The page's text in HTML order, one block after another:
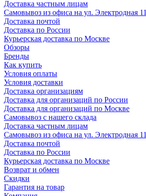
Доставка частным лицам
Самовывоз из офиса на ул. Электродная 11
Доставка почтой
Доставка по России
Курьерская доставка по Москве
Обзоры
Бренды
Как купить
Условия оплаты
Условия доставки
Доставка организациям
Доставка для организаций по России
Доставка для организаций по Москве
Самовывоз с нашего склада
Доставка частным лицам
Самовывоз из офиса на ул. Электродная 11
Доставка почтой
Доставка по России
Курьерская доставка по Москве
Возврат и обмен
Скидки
Гарантия на товар